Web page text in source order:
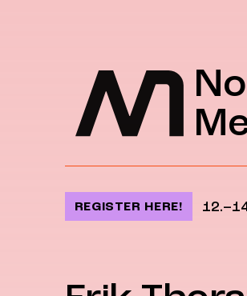
REGISTER HERE!